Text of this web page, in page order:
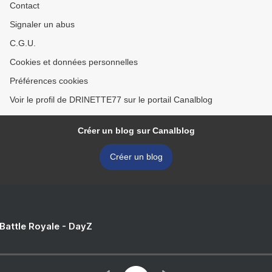
Contact
Signaler un abus
C.G.U.
Cookies et données personnelles
Préférences cookies
Voir le profil de DRINETTE77 sur le portail Canalblog
Créer un blog sur Canalblog
Créer un blog
Royale - DayZ